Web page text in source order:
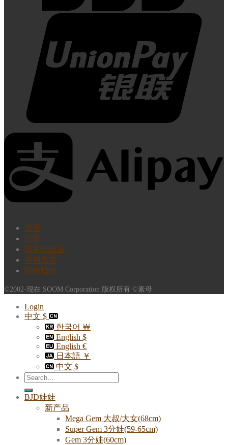
登录
注册
隐私权政策
使用条款
购物指南
©2002-现在 SOOM Corporation 版权所有 ©素母
Login
中文 $
한국어 ￦
English $
English €
日本語 ￥
中文 $
Search
for:
BJD娃娃
新产品
Mega Gem 大叔/大女(68cm)
Super Gem 3分娃(59-65cm)
Gem 3分娃(60cm)